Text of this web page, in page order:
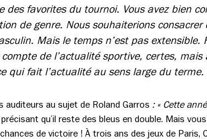
des favorites du tournoi. Vous avez bien
de genre. Nous souhaiterions
Mais le temps n’est pas extensible.
de l’actualité sportive, certes,
qui fait l’actualité au sens large du terme.
auditeurs au sujet de Roland Garros : « Cette
qu’il reste des bleus en double. Mais
de victoire ! À trois ans des jeux de Paris,